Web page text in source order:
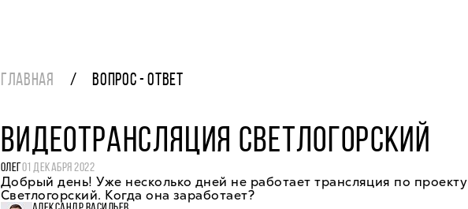
ГЛАВНАЯ ВОПРОС - ОТВЕТ
ВИДЕОТРАНСЛЯЦИЯ СВЕТЛОГОРСКИЙ
ОЛЕГ 01 ДЕКАБРЯ 2022
Добрый день! Уже несколько дней не работает трансляция по проекту
Светлогорский. Когда она заработает?